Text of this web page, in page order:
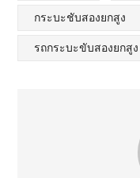
กระบะชับสองยกสูง
รถกระบะขับสองยกสูง